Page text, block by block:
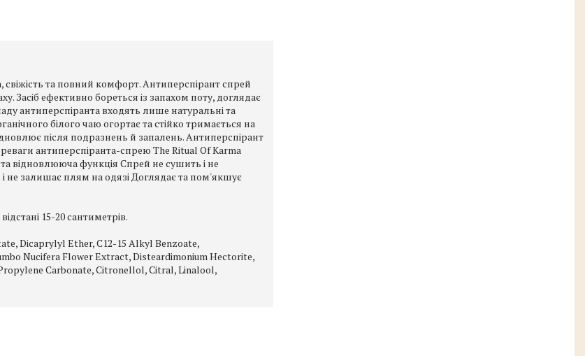
та повний комфорт. Антиперспірант спрей
Засіб ефективно бореться із запахом поту, доглядає
антиперспіранта входять лише натуральні та
білого чаю огортає та стійко тримається на
після подразнень й запалень. Антиперспірант
антиперспіранта-спрею The Ritual Of Karma
відновлююча функція Спрей не сушить і не
не залишає плям на одязі Доглядає та пом'якшує
15-20 сантиметрів.
Dicaprylyl Ether, C12-15 Alkyl Benzoate,
Nucifera Flower Extract, Disteardimonium Hectorite,
Carbonate, Citronellol, Citral, Linalool,